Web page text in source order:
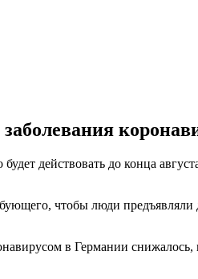
действовать до конца
чтобы люди предъявляли
в Германии